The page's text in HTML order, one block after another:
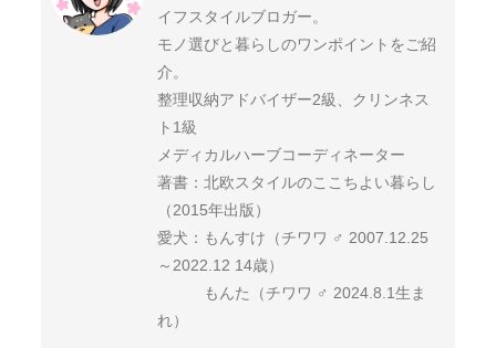
イフスタイルブロガー。
モノ選びと暮らしのワンポイントをご紹
介。
整理収納アドバイザー2級、クリンネス
ト1級
メディカルハーブコーディネーター
著書：北欧スタイルのここちよい暮らし
（2015年出版）
愛犬：もんすけ（チワワ ♂ 2007.12.25
～2022.12 14歳）
もんた（チワワ ♂ 2024.8.1生ま
れ）